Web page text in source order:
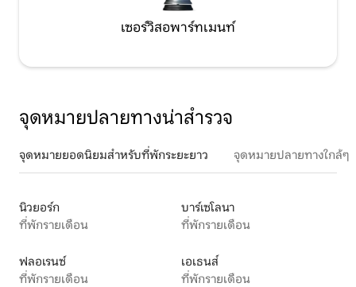
เซอร์วิสอพาร์ทเมนท์
จุดหมายปลายทางน่าสำรวจ
จุดหมายยอดนิยมสำหรับที่พักระยะยาว จุดหมายปลายทางใกล้ๆ
นิวยอร์ก
ที่พักรายเดือน
บาร์เซโลนา
ที่พักรายเดือน
ฟลอเรนซ์
ที่พักรายเดือน
เอเธนส์
ที่พักรายเดือน